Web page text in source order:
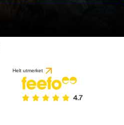
Helt utmerket